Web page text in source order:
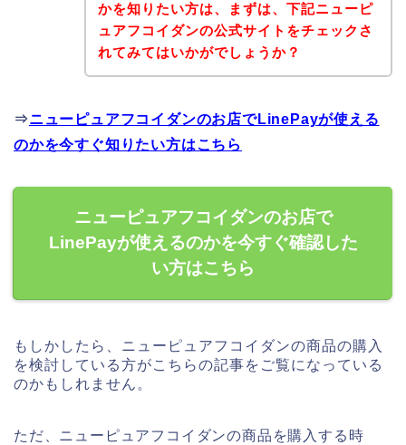
かを知りたい方は、まずは、下記ニューピ
ュアフコイダンの公式サイトをチェックさ
れてみてはいかがでしょうか？
⇒ニューピュアフコイダンのお店でLinePayが使える
のかを今すぐ知りたい方はこちら
ニューピュアフコイダンのお店で
LinePayが使えるのかを今すぐ確認した
い方はこちら
もしかしたら、ニューピュアフコイダンの商品の購入
を検討している方がこちらの記事をご覧になっている
のかもしれません。
ただ、ニューピュアフコイダンの商品を購入する時